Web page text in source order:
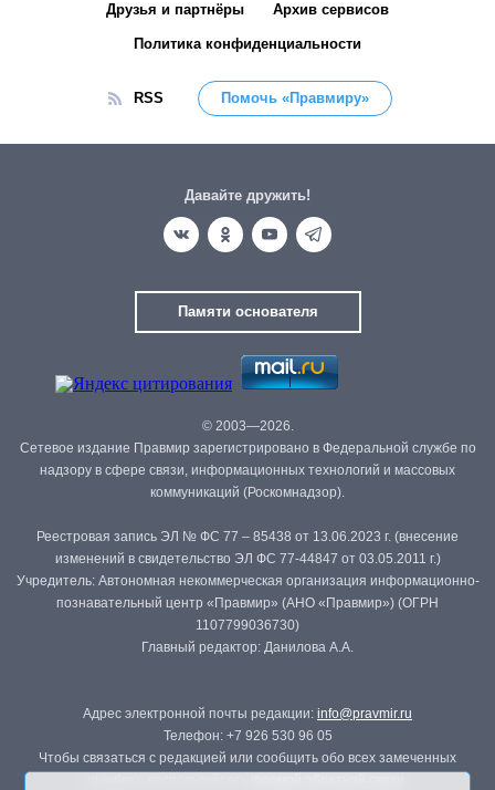
Друзья и партнёры Архив сервисов
Политика конфиденциальности
RSS Помочь «Правмиру»
Давайте дружить!
Памяти основателя
© 2003—2026.
Сетевое издание Правмир зарегистрировано в Федеральной службе по
надзору в сфере связи, информационных технологий и массовых
коммуникаций (Роскомнадзор).
Реестровая запись ЭЛ № ФС 77 – 85438 от 13.06.2023 г. (внесение
изменений в свидетельство ЭЛ ФС 77-44847 от 03.05.2011 г.)
Учредитель: Автономная некоммерческая организация информационно-
познавательный центр «Правмир» (АНО «Правмир») (ОГРН
1107799036730)
Главный редактор: Данилова А.А.
Адрес электронной почты редакции: info@pravmir.ru
Телефон: +7 926 530 96 05
Чтобы связаться с редакцией или сообщить обо всех замеченных